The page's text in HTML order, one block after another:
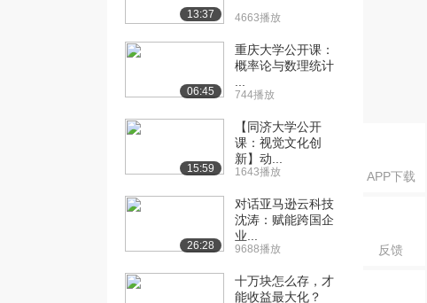
APP下载
反馈
——大数据与精准...
——大数据与精准...
13:37 4663播放
06:45
重庆大学公开课：
概率论与数理统计
744播放
15:59
【同济大学公开
课：视觉文化创
新】动...
1643播放
26:28
对话亚马逊云科技
沈涛：赋能跨国企
业...
9688播放
十万块怎么存，才
能收益最大化？